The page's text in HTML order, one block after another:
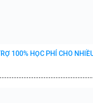
100% HỌC PHÍ CHO